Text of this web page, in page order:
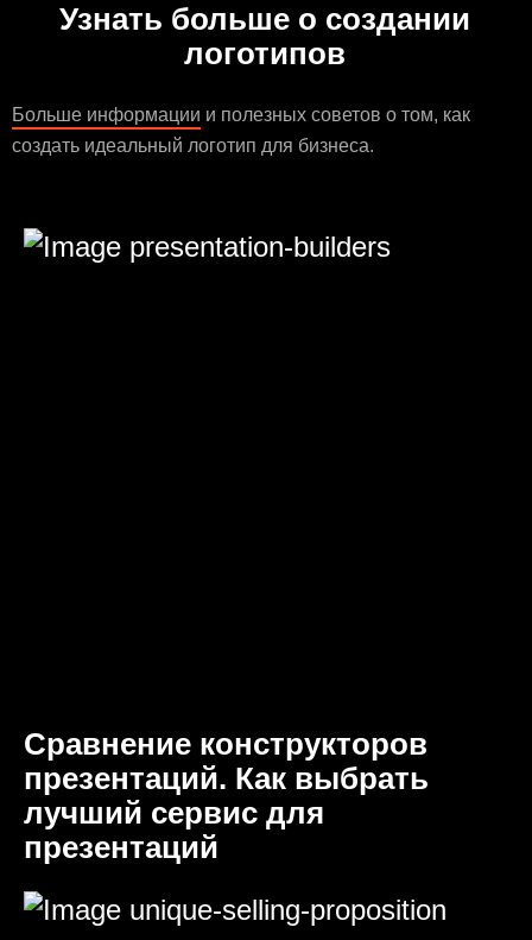
Узнать больше о создании
логотипов
Больше информации и полезных советов о том, как
создать идеальный логотип для бизнеса.
Сравнение конструкторов
презентаций. Как выбрать
лучший сервис для
презентаций